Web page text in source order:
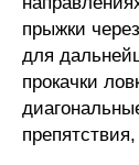
прыжки
для
прокачки